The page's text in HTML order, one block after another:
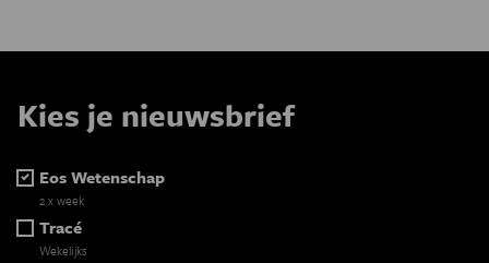
Kies je nieuwsbrief
Eos Wetenschap
2 x week
Tracé
Wekelijks